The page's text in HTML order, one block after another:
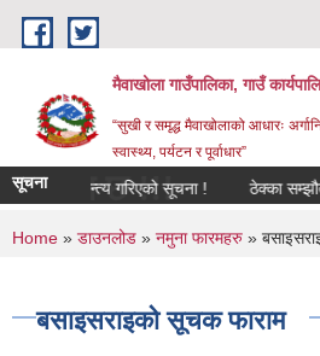
Skip to main content
मैवाखोला गाउँपालिका, गाउँ
“सुखी र समृद्ध मैवाखोलाको आधारः
स्वास्थ्य, पर्यटन र पूर्वाधार”
छ !!!
सूचना अन्त्य गरिएको सूचना ! ठेक्का सम्झौता
You are here
Home » डाउनलोड » नमुना फारमहरु »
बसाइसराइको सूचक फाराम